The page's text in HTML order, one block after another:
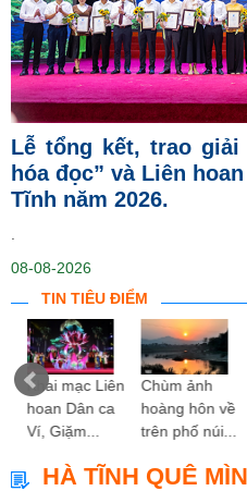
Lễ tổng kết, trao
hóa đọc” và Liên
Tĩnh năm 2026.
08-08-2026
TIN TIÊU ĐIỂM
Khai mạc Liên
hoan Dân ca
Ví, Giặm...
Chùm ảnh
hoàng hôn về
trên phố núi...
HÀ TĨNH QUÊ